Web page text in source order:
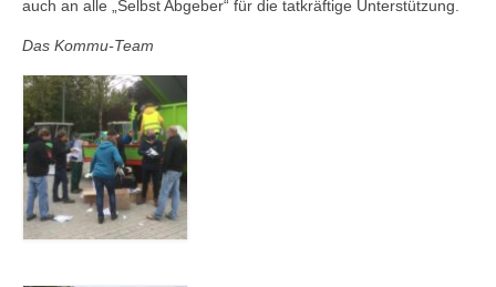
auch an alle „Selbst Abgeber“ für die tatkräftige Unterstützung.
Das Kommu-Team